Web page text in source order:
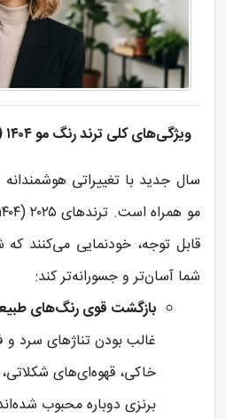
ویژگی‌های کلی ترند رنگ مو ۱۴۰۴ (۲۰۲۵)
سال جدید با تغییراتی
قابل توجه، خودنمایی می‌کنند که
شما آسان‌تر و جسورانه‌تر کند:
بازگشت قوی رنگ‌های
غالب بودن تناژهای سرد و
خاکی، قهوه‌ای‌های
برنزی دوباره محبوب